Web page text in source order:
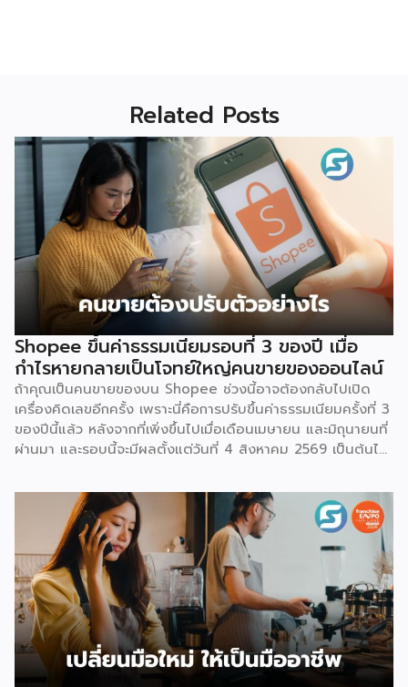
Related Posts
Shopee ขึ้นค่าธรรมเนียมรอบที่ 3 ของปี เมื่อ
กำไรหายกลายเป็นโจทย์ใหญ่คนขายของออนไลน์
ถ้าคุณเป็นคนขายของบน Shopee ช่วงนี้อาจต้องกลับไปเปิด
เครื่องคิดเลขอีกครั้ง เพราะนี่คือการปรับขึ้นค่าธรรมเนียมครั้งที่ 3
ของปีนี้แล้ว หลังจากที่เพิ่งขึ้นไปเมื่อเดือนเมษายน และมิถุนายนที่
ผ่านมา และรอบนี้จะมีผลตั้งแต่วันที่ 4 สิงหาคม 2569 เป็นต้นไป
เช่น ร้านที่เป็นแบรนด์ขนาดใหญ่ จะมีเรตสูงสุด 19.26% ในหมวด
แฟชั่น และ FMCG, ร้าน Non-Mall ทั่วไป สูงสุด 17.12% เป็นต้น
โดยตัวเลขเหล่านี้รวม VAT 7% แล้ว และยังไม่นับค่าธรรมเนียม
อื่นที่เก็บซ้อนอยู่ เช่น ค่าธรรมเนียมการชำระเงิน (เริ่มต้น 3.21%)
และค่าธรรมเนียมโครงสร้างพื้นฐาน 1.07 บาทต่อออร์เดอร์
(สำหรับร้านที่มียอดขายเกิน 100 ออร์เดอร์ต่อเดือน) ลอง
คำนวณดู หากเป็นร้าน Non-Mall ขายเสื้อยืดตัวละ 100 บาท ค่า
ส่ง 25 บาท เมื่อหักค่าธรรมเนียมการขาย […]